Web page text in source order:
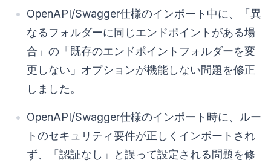
OpenAPI/Swagger仕様のインポート中に、「異
なるフォルダーに同じエンドポイントがある場
合」の「既存のエンドポイントフォルダーを変
更しない」オプションが機能しない問題を修正
しました。
OpenAPI/Swagger仕様のインポート時に、ルー
トのセキュリティ要件が正しくインポートされ
ず、「認証なし」と誤って設定される問題を修